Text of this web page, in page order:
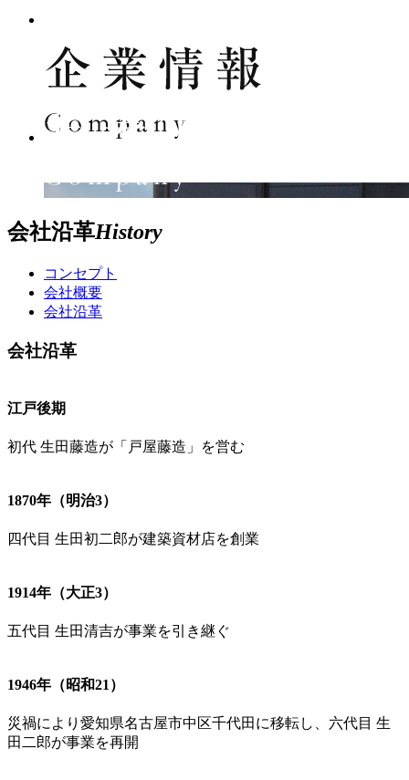
会社沿革History
コンセプト
会社概要
会社沿革
会社沿革
江戸後期
初代 生田藤造が「戸屋藤造」を営む
1870年（明治3）
四代目 生田初二郎が建築資材店を創業
1914年（大正3）
五代目 生田清吉が事業を引き継ぐ
1946年（昭和21）
災禍により愛知県名古屋市中区千代田に移転し、六代目 生
田二郎が事業を再開